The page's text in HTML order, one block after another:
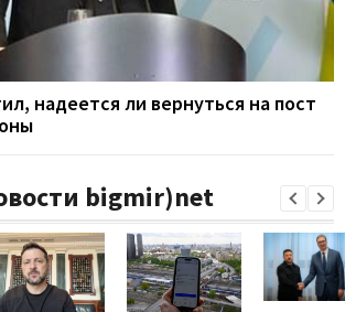
надеется ли вернуться на пост
bigmir)net